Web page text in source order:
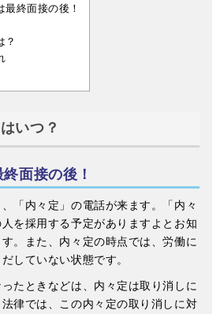
最終面接の後！
？
いつ？
面接の後！
「内々定」の電話が来ます。「内々
を採用する予定がありますよとお知
。また、内々定の時点では、労働に
していない状態です。
たときなどは、内々定は取り消しに
律では、この内々定の取り消しに対